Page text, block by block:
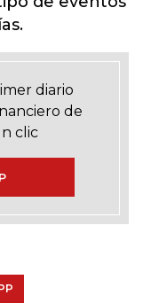
diario
de
clic